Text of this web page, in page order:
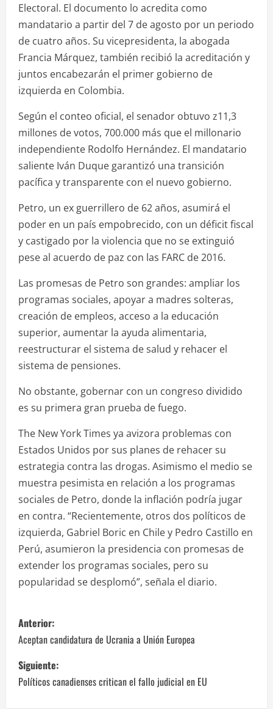
Electoral. El documento lo acredita como
mandatario a partir del 7 de agosto por un periodo
de cuatro años. Su vicepresidenta, la abogada
Francia Márquez, también recibió la acreditación y
juntos encabezarán el primer gobierno de
izquierda en Colombia.
Según el conteo oficial, el senador obtuvo z11,3
millones de votos, 700.000 más que el millonario
independiente Rodolfo Hernández. El mandatario
saliente Iván Duque garantizó una transición
pacífica y transparente con el nuevo gobierno.
Petro, un ex guerrillero de 62 años, asumirá el
poder en un país empobrecido, con un déficit fiscal
y castigado por la violencia que no se extinguió
pese al acuerdo de paz con las FARC de 2016.
Las promesas de Petro son grandes: ampliar los
programas sociales, apoyar a madres solteras,
creación de empleos, acceso a la educación
superior, aumentar la ayuda alimentaria,
reestructurar el sistema de salud y rehacer el
sistema de pensiones.
No obstante, gobernar con un congreso dividido
es su primera gran prueba de fuego.
The New York Times ya avizora problemas con
Estados Unidos por sus planes de rehacer su
estrategia contra las drogas. Asimismo el medio se
muestra pesimista en relación a los programas
sociales de Petro, donde la inflación podría jugar
en contra. “Recientemente, otros dos políticos de
izquierda, Gabriel Boric en Chile y Pedro Castillo en
Perú, asumieron la presidencia con promesas de
extender los programas sociales, pero su
popularidad se desplomó”, señala el diario.
N
a
v
e
Anterior:
Aceptan candidatura de Ucrania a Unión Europea
Siguiente:
Políticos canadienses critican el fallo judicial en EU